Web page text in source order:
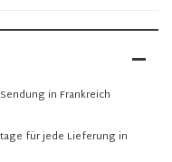
in Frankreich
für jede Lieferung in